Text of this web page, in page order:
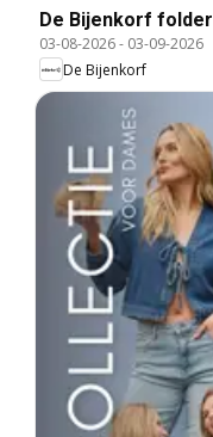
De Bijenkorf folder
03-08-2026- 03-09-2026
De Bijenkorf